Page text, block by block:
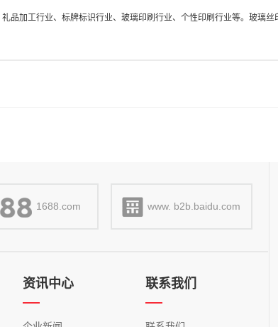
加工行业、标牌标识行业、玻璃印刷行业、个性印刷行业等。玻璃
1688.com www. b2b.baidu.com
资讯中心 联系我们